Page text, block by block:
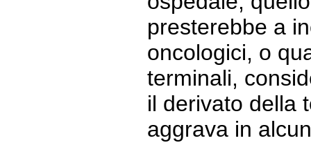
presterebbe a
oncologici, o
terminali,
il derivato della
aggrava in